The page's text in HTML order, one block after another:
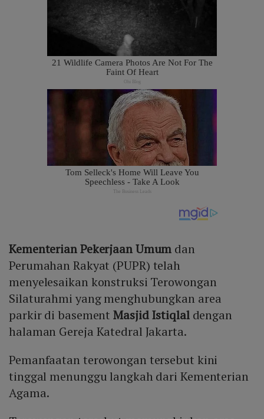
Kementerian Pekerjaan Umum dan
Perumahan Rakyat (PUPR) telah
menyelesaikan konstruksi Terowongan
Silaturahmi yang menghubungkan area
parkir di basementMasjid Istiqlal dengan
halaman Gereja Katedral Jakarta.
Pemanfaatan terowongan tersebut kini
tinggal menunggu langkah dari Kementerian
Agama.